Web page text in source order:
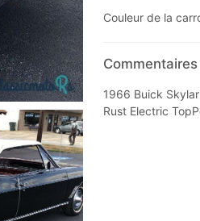
Couleur de la
1966 Buick
Rust Electric